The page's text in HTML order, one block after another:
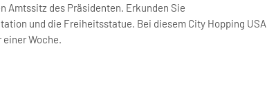
Amtssitz des Präsidenten. Erkunden Sie
und die Freiheitsstatue. Bei diesem City Hopping USA
einer Woche.